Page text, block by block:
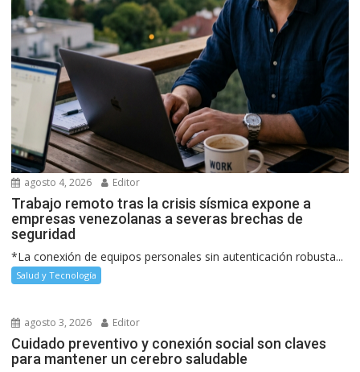
agosto 4, 2026 Editor
Trabajo remoto tras la crisis sísmica expone a
empresas venezolanas a severas brechas de
seguridad
*La conexión de equipos personales sin autenticación robusta...
Salud y Tecnología
agosto 3, 2026 Editor
Cuidado preventivo y conexión social son claves
para mantener un cerebro saludable